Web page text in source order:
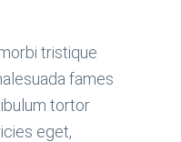
tristique
fames
tortor
eget,